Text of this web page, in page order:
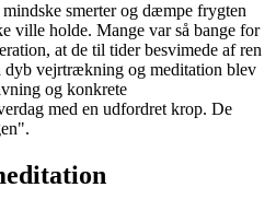
smerter og dæmpe frygten
ville holde. Mange var så bange for
at de til tider besvimede af ren
dyb vejrtrækning og meditation blev
og konkrete
med en udfordret krop. De